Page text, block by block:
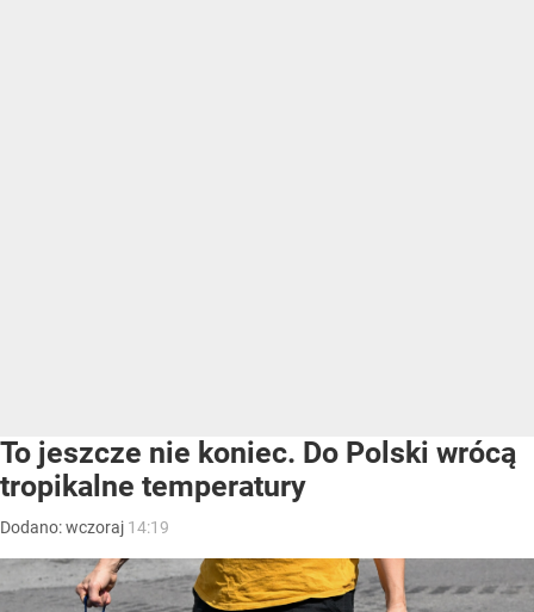
To jeszcze nie koniec. Do Polski wrócą
tropikalne temperatury
Dodano:wczoraj 14:19